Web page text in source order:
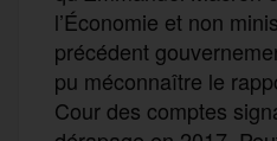
l’Économie et non
précédent
pu méconnaître le
Cour des comptes